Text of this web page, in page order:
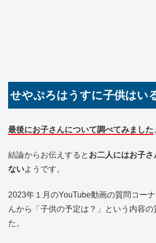
せやぷろはうすに子供はい
最後にお子さんについて調べてみました
結論からお伝えすると お二人にはお子
ないようです。
2023年１月のYouTube動画の質問コー
んから「子供の予定は？」という内容の
た。